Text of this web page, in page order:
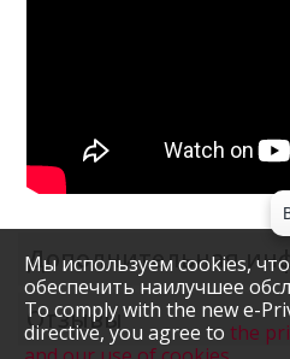
Мы используем cookies,
обеспечить наилучшее
To comply with the new e-
directive, you agree to the
Дополнительная
Отзывы